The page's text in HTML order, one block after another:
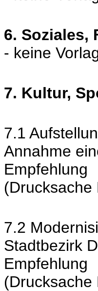
6. Soziales,
- keine
7. Kultur,
7.1
Annahme
Empfehlung
(Drucksache
7.2
Stadtbezirk
Empfehlung
(Drucksache